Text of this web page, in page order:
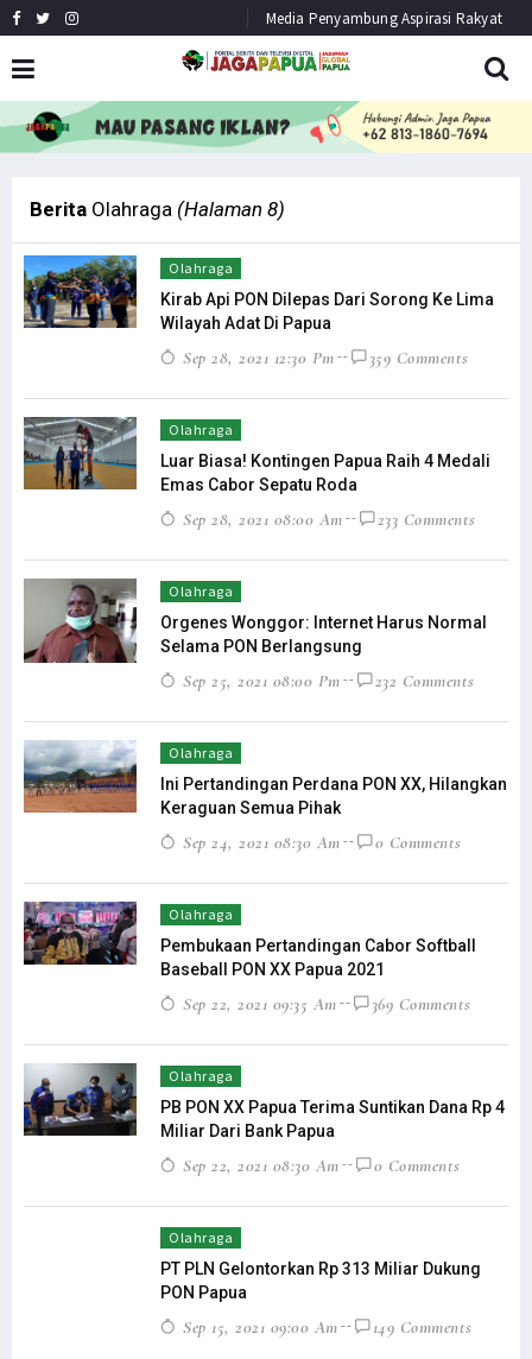
Media Penyambung Aspirasi Rakyat
Berita Olahraga (Halaman 8)
Olahraga
Kirab Api PON Dilepas Dari Sorong Ke Lima
Wilayah Adat Di Papua
Sep 28, 2021 12:30 Pm 359 Comments
Olahraga
Luar Biasa! Kontingen Papua Raih 4 Medali
Emas Cabor Sepatu Roda
Sep 28, 2021 08:00 Am 233 Comments
Olahraga
Orgenes Wonggor: Internet Harus Normal
Selama PON Berlangsung
Sep 25, 2021 08:00 Pm 232 Comments
Olahraga
Ini Pertandingan Perdana PON XX, Hilangkan
Keraguan Semua Pihak
Sep 24, 2021 08:30 Am 0 Comments
Olahraga
Pembukaan Pertandingan Cabor Softball
Baseball PON XX Papua 2021
Sep 22, 2021 09:35 Am 369 Comments
Olahraga
PB PON XX Papua Terima Suntikan Dana Rp 4
Miliar Dari Bank Papua
Sep 22, 2021 08:30 Am 0 Comments
Olahraga
PT PLN Gelontorkan Rp 313 Miliar Dukung
PON Papua
Sep 15, 2021 09:00 Am 149 Comments